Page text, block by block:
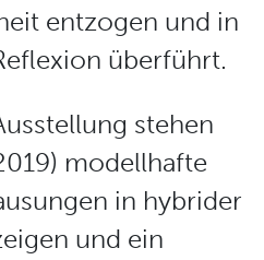
entzogen und in
überführt.
stehen
modellhafte
in hybrider
und ein